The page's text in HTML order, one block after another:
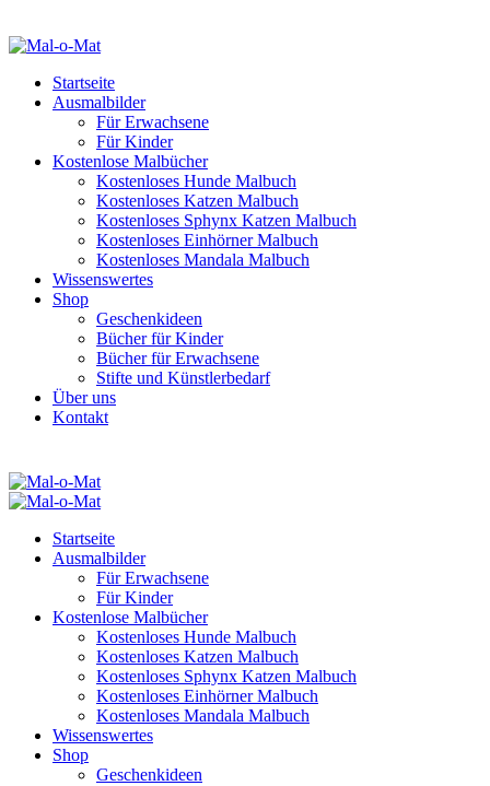
Startseite
Ausmalbilder
Für Erwachsene
Für Kinder
Kostenlose Malbücher
Kostenloses Hunde Malbuch
Kostenloses Katzen Malbuch
Kostenloses Sphynx Katzen Malbuch
Kostenloses Einhörner Malbuch
Kostenloses Mandala Malbuch
Wissenswertes
Shop
Geschenkideen
Bücher für Kinder
Bücher für Erwachsene
Stifte und Künstlerbedarf
Über uns
Kontakt
Startseite
Ausmalbilder
Für Erwachsene
Für Kinder
Kostenlose Malbücher
Kostenloses Hunde Malbuch
Kostenloses Katzen Malbuch
Kostenloses Sphynx Katzen Malbuch
Kostenloses Einhörner Malbuch
Kostenloses Mandala Malbuch
Wissenswertes
Shop
Geschenkideen